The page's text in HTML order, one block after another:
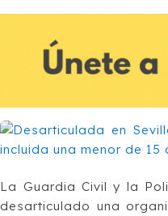
La Guardia Civil y la
desarticulado una